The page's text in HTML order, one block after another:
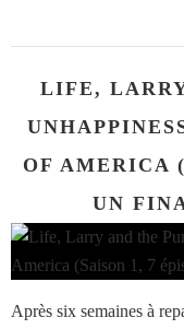
LIFE,
OF AMERICA
UN
Après six semaines à